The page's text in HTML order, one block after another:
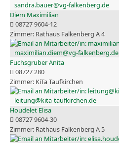
sandra.bauer@vg-falkenberg.de
Diem Maximilian
08727 9604-12
Rathaus Falkenberg A 4
maximilian.diem@vg-falkenberg.de
Fuchsgruber Anita
08727 280
KiTa Taufkirchen
leitung@kita-taufkirchen.de
Houdelet Elisa
08727 9604-30
Rathaus Falkenberg A 5